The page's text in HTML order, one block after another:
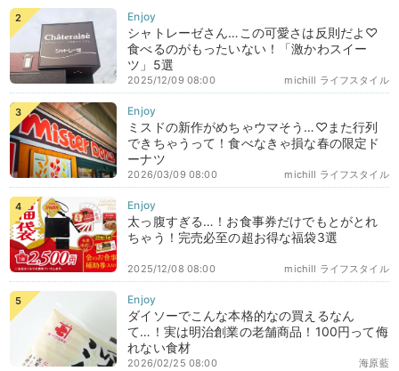
シャトレーゼさん…この可愛さは反則だよ♡
食べるのがもったいない！「激かわスイー
ツ」5選
michill ライフスタイル
2025/12/09 08:00
ミスドの新作がめちゃウマそう…♡また行列
できちゃうって！食べなきゃ損な春の限定ド
ーナツ
michill ライフスタイル
2026/03/09 08:00
太っ腹すぎる…！お食事券だけでもとがとれ
ちゃう！完売必至の超お得な福袋3選
michill ライフスタイル
2025/12/08 08:00
ダイソーでこんな本格的なの買えるなん
て…！実は明治創業の老舗商品！100円って侮
れない食材
海原藍
2026/02/25 08:00